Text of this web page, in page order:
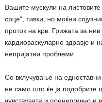
Вашите мускули на
срце“, тивки, но моќни
проток на крв. Грижата за
кардиоваскуларно здравје и
непријатни проблеми.
Со вклучување на
не само што ќе ја подобрите